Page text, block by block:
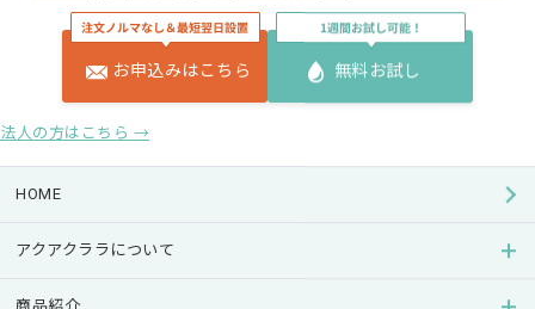
赤ちゃんのためのウォーターサーバーの選び方
赤ちゃんのいるご家庭でウォーターサーバーを導
まとめ
赤ちゃんがいらっしゃる方は、お子様の日々の成長を
楽しみながらも、これはしてよいのかな？あれは大丈
夫かな？ と、絶えず疑問や不安に直面されているこ
お申込みはこちら 無料お試し
法人の方はこちら →
HOME
アクアクララについて